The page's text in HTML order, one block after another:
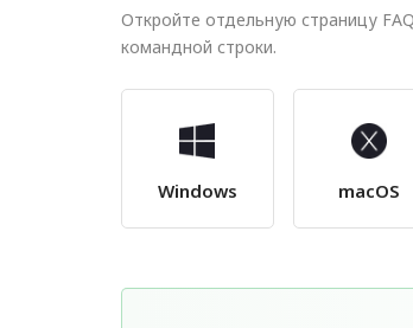
Откройте отдельную страницу
командной строки.
Windows macOS